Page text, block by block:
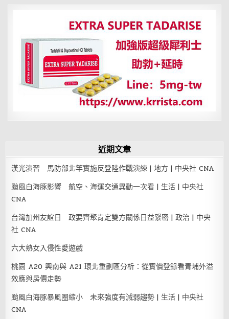
個
跟
你
的
星
座
最
相
像
近期文章
漢光演習 馬防部北竿實施反登陸作戰演練 | 地方 | 中央社 CNA
颱風白海豚影響 航空、海運交通異動一次看 | 生活 | 中央社
CNA
台灣加州友誼日 政要齊聚肯定雙方關係日益緊密 | 政治 | 中央
社 CNA
六大熟女入侵性愛遊戲
桃園 A20 興南與 A21 環北重劃區分析：從實價登錄看青埔外溢
效應與房價走勢
颱風白海豚暴風圈縮小 未來強度有減弱趨勢 | 生活 | 中央社
CNA